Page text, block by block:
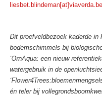
liesbet.blindeman[at]viaverda.be
Dit proefveldbezoek kaderde in
bodemschimmels bij
‘OrnAqua: een nieuw
watergebruik in de
én teler bij